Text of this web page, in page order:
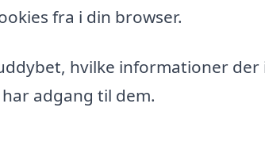
fra i din browser.
hvilke informationer
adgang til dem.